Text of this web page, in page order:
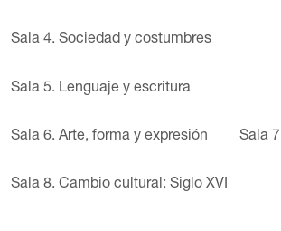
Sala 4. Sociedad y costumbres
Sala 5. Lenguaje y escritura
Sala 6. Arte, forma y expresión Sala
Sala 8. Cambio cultural: Siglo XVI